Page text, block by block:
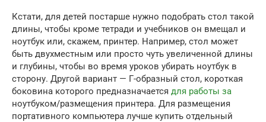
Кстати, для детей постарше нужно подобрать стол такой
длины, чтобы кроме тетради и учебников он вмещал и
ноутбук или, скажем, принтер. Например, стол может
быть двухместным или просто чуть увеличенной длины
и глубины, чтобы во время уроков убирать ноутбук в
сторону. Другой вариант — Г-образный стол, короткая
боковина которого предназначается для работы за
ноутбуком/размещения принтера. Для размещения
портативного компьютера лучше купить отдельный